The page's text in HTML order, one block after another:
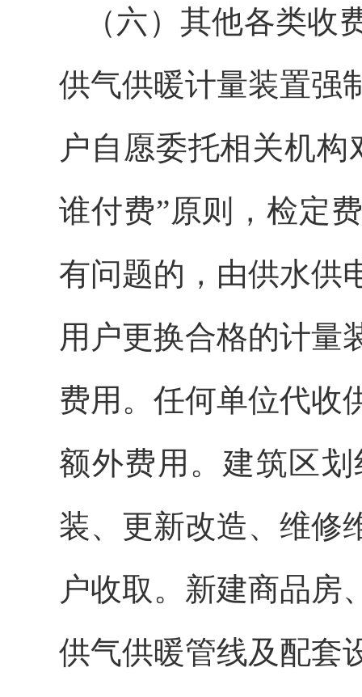
（六）其他各类收
供气供暖计量装置强
户自愿委托相关机
谁付费”原则，检定
有问题的，由供水供
用户更换合格的计量
费用。任何单位代收
额外费用。建筑区
装、更新改造、维修
户收取。新建商品房
供气供暖管线及配套